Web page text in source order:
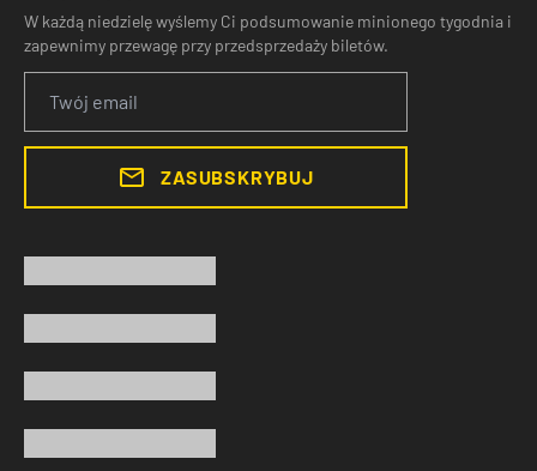
W każdą niedzielę wyślemy Ci podsumowanie minionego tygodnia i
zapewnimy przewagę przy przedsprzedaży biletów.
ZASUBSKRYBUJ